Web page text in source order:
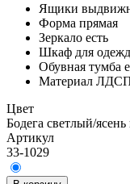
Ящики
Форма прямая
Зеркало есть
Шкаф для
Обувная тумба
Материал
Цвет
Бодега светлый/ясень
Артикул
33-1029